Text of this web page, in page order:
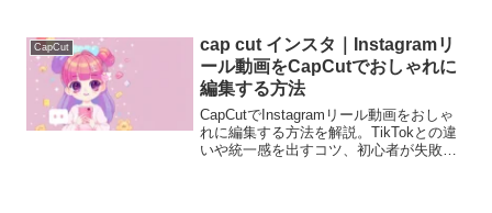
CapCut
cap cut インスタ｜Instagramリ
ール動画をCapCutでおしゃれに
編集する方法
CapCutでInstagramリール動画をおしゃ
れに編集する方法を解説。TikTokとの違
いや統一感を出すコツ、初心者が失敗し